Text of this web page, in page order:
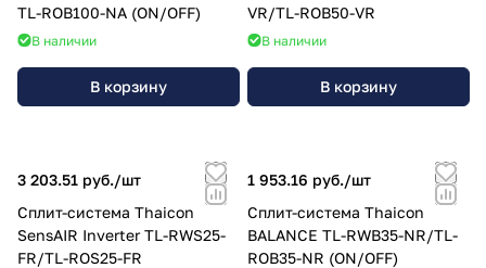
TL-ROB100-NA (ON/OFF)
В наличии
В корзину
VR/TL-ROB50-VR
В наличии
В корзину
3 203.51 руб./шт
Сплит-система Thaicon
SensAIR Inverter TL-RWS25-
FR/TL-ROS25-FR
1 953.16 руб./шт
Сплит-система Thaicon
BALANCE TL-RWB35-NR/TL-
ROB35-NR (ON/OFF)